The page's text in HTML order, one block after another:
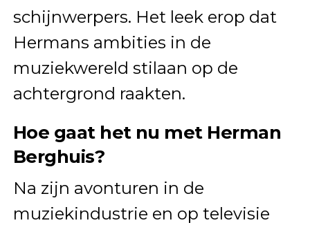
schijnwerpers. Het leek erop dat
Hermans ambities in de
muziekwereld stilaan op de
achtergrond raakten.
Hoe gaat het nu met Herman
Berghuis?
Na zijn avonturen in de
muziekindustrie en op televisie